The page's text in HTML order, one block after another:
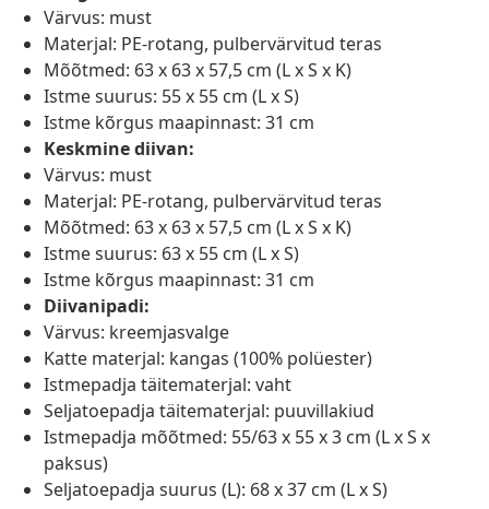
Värvus: must
Materjal: PE-rotang, pulbervärvitud teras
Mõõtmed: 63 x 63 x 57,5 cm (L x S x K)
Istme suurus: 55 x 55 cm (L x S)
Istme kõrgus maapinnast: 31 cm
Keskmine diivan:
Värvus: must
Materjal: PE-rotang, pulbervärvitud teras
Mõõtmed: 63 x 63 x 57,5 cm (L x S x K)
Istme suurus: 63 x 55 cm (L x S)
Istme kõrgus maapinnast: 31 cm
Diivanipadi:
Värvus: kreemjasvalge
Katte materjal: kangas (100% polüester)
Istmepadja täitematerjal: vaht
Seljatoepadja täitematerjal: puuvillakiud
Istmepadja mõõtmed: 55/63 x 55 x 3 cm (L x S x
paksus)
Seljatoepadja suurus (L): 68 x 37 cm (L x S)